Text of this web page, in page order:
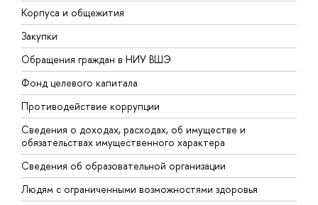
Корпуса и общежития
Закупки
Обращения граждан в НИУ ВШЭ
Фонд целевого капитала
Противодействие коррупции
Сведения о доходах, расходах, об имуществе и
обязательствах имущественного характера
Сведения об образовательной организации
Людям с ограниченными возможностями здоровья